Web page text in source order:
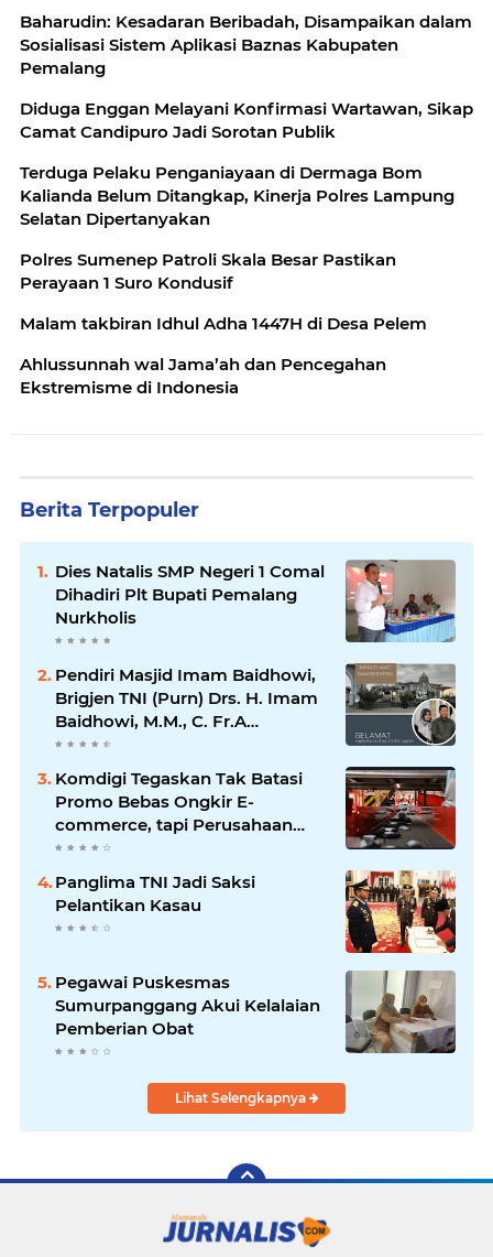
Baharudin: Kesadaran Beribadah, Disampaikan dalam
Sosialisasi Sistem Aplikasi Baznas Kabupaten
Pemalang
Diduga Enggan Melayani Konfirmasi Wartawan, Sikap
Camat Candipuro Jadi Sorotan Publik
Terduga Pelaku Penganiayaan di Dermaga Bom
Kalianda Belum Ditangkap, Kinerja Polres Lampung
Selatan Dipertanyakan
Polres Sumenep Patroli Skala Besar Pastikan
Perayaan 1 Suro Kondusif
Malam takbiran Idhul Adha 1447H di Desa Pelem
Ahlussunnah wal Jama’ah dan Pencegahan
Ekstremisme di Indonesia
Berita Terpopuler
Dies Natalis SMP Negeri 1 Comal
Dihadiri Plt Bupati Pemalang
Nurkholis
Pendiri Masjid Imam Baidhowi,
Brigjen TNI (Purn) Drs. H. Imam
Baidhowi, M.M., C. Fr.A
Mengucapkan Selamat Idul Fitri
1445 H
Komdigi Tegaskan Tak Batasi
Promo Bebas Ongkir E-
commerce, tapi Perusahaan
Kurir
Panglima TNI Jadi Saksi
Pelantikan Kasau
Pegawai Puskesmas
Sumurpanggang Akui Kelalaian
Pemberian Obat
Lihat Selengkapnya